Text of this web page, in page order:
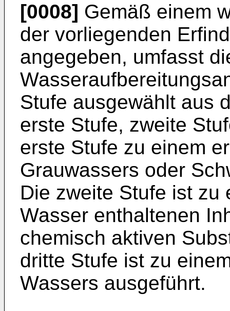
[0008] Gemäß einem
der vorliegenden
angegeben, umfasst
Stufe ausgewählt aus
erste Stufe, zweite
erste Stufe zu einem
Grauwassers oder
Die zweite Stufe ist zu
Wasser enthaltenen
chemisch aktiven
dritte Stufe ist zu
Wassers ausgeführt.